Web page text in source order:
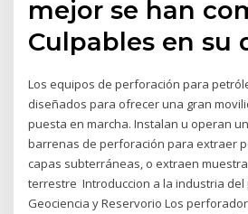
mejor se han
Culpables en su
Los equipos de perforación para
diseñados para ofrecer una gran
puesta en marcha. Instalan u operan
barrenas de perforación para extraer
capas subterráneas, o extraen
terrestre Introduccion a la industria del
Geociencia y Reservorio Los